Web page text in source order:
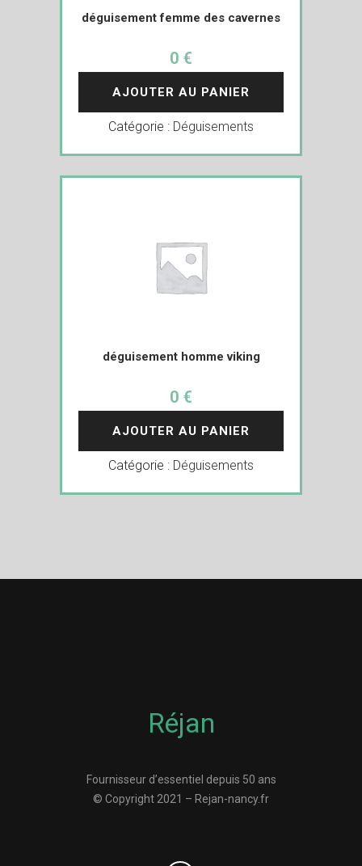
déguisement femme des cavernes
0 €
AJOUTER AU PANIER
Catégorie : Déguisements
déguisement homme viking
0 €
AJOUTER AU PANIER
Catégorie : Déguisements
Réjan
Fournisseur d’essentiel depuis 50 ans
© Copyright 2021 – Rejan-nancy.fr